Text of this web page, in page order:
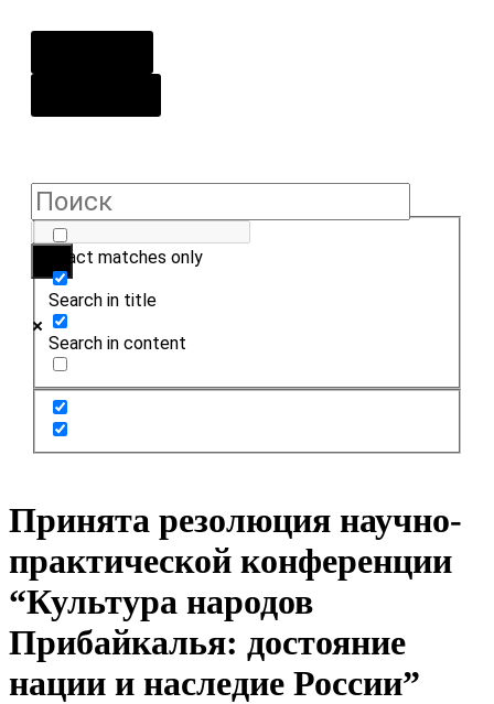
Exact matches only
Search in title
Search in content
Принята резолюция научно-
практической конференции
“Культура народов
Прибайкалья: достояние
нации и наследие России”